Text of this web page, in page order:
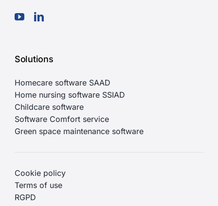
Solutions
Homecare software SAAD
Home nursing software SSIAD
Childcare software
Software Comfort service
Green space maintenance software
Cookie policy
Terms of use
RGPD